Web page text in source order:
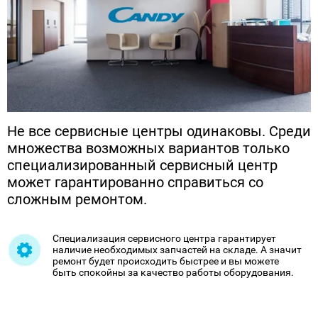
Не все сервисные центры одинаковы. Среди
множества возможных вариантов только
специализированный сервисный центр
может гарантированно справиться со
сложным ремонтом.
Специализация сервисного центра гарантирует
наличие необходимых запчастей на складе. А значит
ремонт будет происходить быстрее и вы можете
быть спокойны за качество работы оборудования.